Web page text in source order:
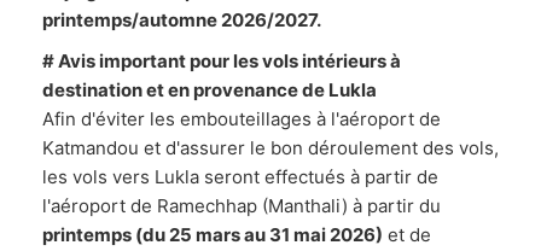
printemps/automne 2026/2027.
# Avis important pour les vols intérieurs à
destination et en provenance de Lukla
Afin d'éviter les embouteillages à l'aéroport de
Katmandou et d'assurer le bon déroulement des vols,
les vols vers Lukla seront effectués à partir de
l'aéroport de Ramechhap (Manthali) à partir du
printemps (du 25 mars au 31 mai 2026) et de